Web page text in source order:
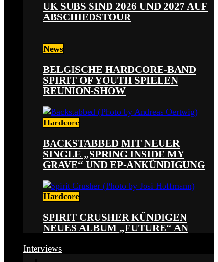
UK SUBS SIND 2026 UND 2027 AUF
ABSCHIEDSTOUR
News
BELGISCHE HARDCORE-BAND
SPIRIT OF YOUTH SPIELEN
REUNION-SHOW
Hardcore
BACKSTABBED MIT NEUER
SINGLE „SPRING INSIDE MY
GRAVE“ UND EP-ANKÜNDIGUNG
Hardcore
SPIRIT CRUSHER KÜNDIGEN
NEUES ALBUM „FUTURE“ AN
Interviews